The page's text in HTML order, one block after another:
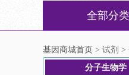
全部分类
基因商城首页 > 试剂 >
分子生物学